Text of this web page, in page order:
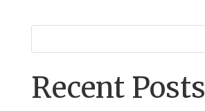
Recent Posts